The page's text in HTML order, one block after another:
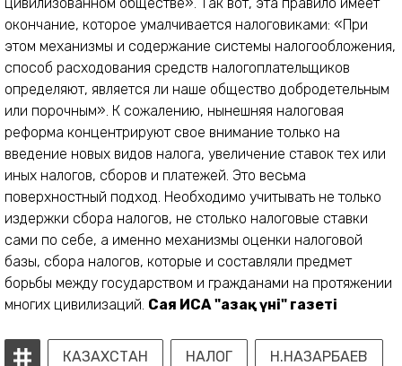
окончание, которое умалчивается налоговиками: «При
этом механизмы и содержание системы налогообложения,
способ расходования средств налогоплательщиков
определяют, является ли наше общество добродетельным
или порочным». К сожалению, нынешняя налоговая
реформа концентрируют свое внимание только на
введение новых видов налога, увеличение ставок тех или
иных налогов, сборов и платежей. Это весьма
поверхностный подход. Необходимо учитывать не только
издержки сбора налогов, не столько налоговые ставки
сами по себе, а именно механизмы оценки налоговой
базы, сбора налогов, которые и составляли предмет
борьбы между государством и гражданами на протяжении
многих цивилизаций. Сая ИСА "Қазақ үні" газеті
КАЗАХСТАН НАЛОГ Н.НАЗАРБАЕВ